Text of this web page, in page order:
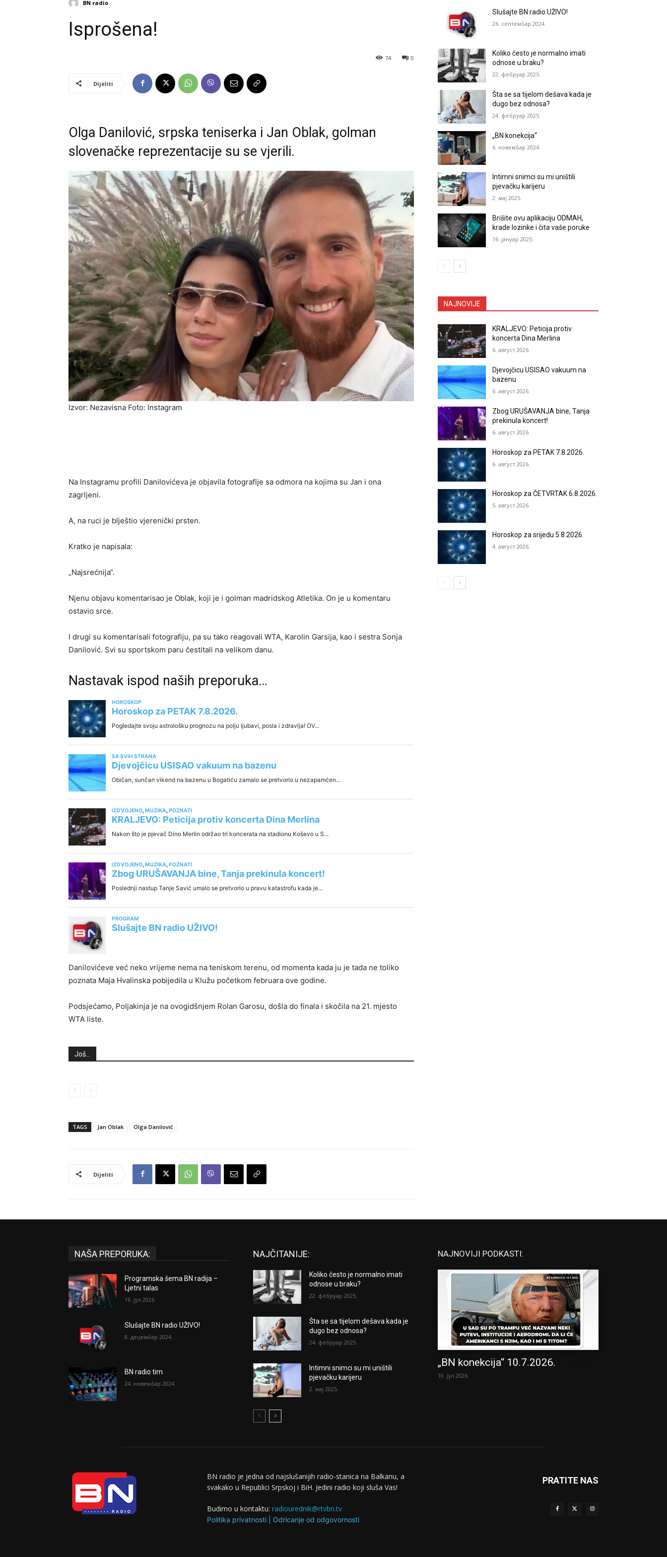
BN radio
Isprošena!
0
74
Dijeliti
Olga Danilović, srpska teniserka i Jan Oblak, golman
slovenačke reprezentacije su se vjerili.
Izvor: Nezavisna Foto: Instagram
Na Instagramu profili Danilovićeva je objavila fotografije sa odmora na kojima su Jan i ona
zagrljeni.
A, na ruci je blještio vjerenički prsten.
Kratko je napisala:
„Najsrećnija“.
Njenu objavu komentarisao je Oblak, koji je i golman madridskog Atletika. On je u komentaru
ostavio srce.
I drugi su komentarisali fotografiju, pa su tako reagovali WTA, Karolin Garsija, kao i sestra Sonja
Danilović. Svi su sportskom paru čestitali na velikom danu.
Nastavak ispod naših preporuka…
Danilovićeve već neko vrijeme nema na teniskom terenu, od momenta kada ju je tada ne toliko
poznata Maja Hvalinska pobijedila u Klužu početkom februara ove godine.
Podsjećamo, Poljakinja je na ovogidšnjem Rolan Garosu, došla do finala i skočila na 21. mjesto
WTA liste.
Još...
TAGS Jan Oblak Olga Danilović
Dijeliti
Slušajte BN radio UŽIVO!
26. септембар 2024.
Koliko često je normalno imati
odnose u braku?
22. фебруар 2025.
Šta se sa tijelom dešava kada je
dugo bez odnosa?
24. фебруар 2025.
„BN konekcija“
6. новембар 2024.
Intimni snimci su mi uništili
pjevačku karijeru
2. мај 2025.
Brišite ovu aplikaciju ODMAH,
krade lozinke i čita vaše poruke
16. јануар 2025.
NAJNOVIJE
KRALJEVO: Peticija protiv
koncerta Dina Merlina
6. август 2026.
Djevojčicu USISAO vakuum na
bazenu
6. август 2026.
Zbog URUŠAVANJA bine, Tanja
prekinula koncert!
6. август 2026.
Horoskop za PETAK 7.8.2026.
6. август 2026.
Horoskop za ČETVRTAK 6.8.2026.
5. август 2026.
Horoskop za srijedu 5.8.2026.
4. август 2026.
NAŠA PREPORUKA:
Programska šema BN radija –
Ljetni talas
16. јул 2026.
Slušajte BN radio UŽIVO!
8. децембар 2024.
BN radio tim
24. новембар 2024.
NAJČITANIJE:
Koliko često je normalno imati
odnose u braku?
22. фебруар 2025.
Šta se sa tijelom dešava kada je
dugo bez odnosa?
24. фебруар 2025.
Intimni snimci su mi uništili
pjevačku karijeru
2. мај 2025.
NAJNOVIJI PODKASTI:
„BN konekcija“ 10.7.2026.
10. јул 2026.
BN radio je jedna od najslušanijih radio-stanica na Balkanu, a
svakako u Republici Srpskoj i BiH. Jedini radio koji sluša Vas!
Budimo u kontaktu: radiourednik@rtvbn.tv
Politika privatnosti Odricanje od odgovornosti
PRATITE NAS